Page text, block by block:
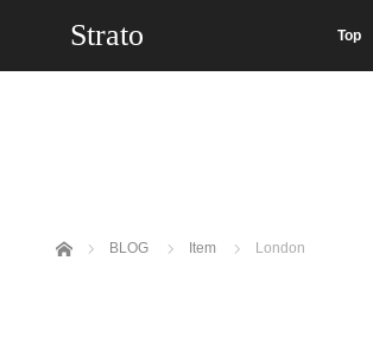
Strato Top
ホーム BLOG Item London